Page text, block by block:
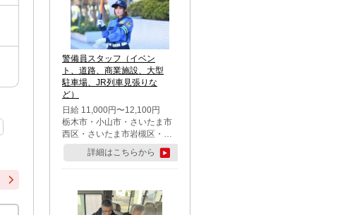
警備員スタッフ（イベン
ト、道路、商業施設、大型
駐車場、JR列車見張りな
ど）
日給 11,000円〜12,100円
栃木市・小山市・さいたま市
西区・さいたま市岩槻区・久
喜市・蓮田市
詳細はこちらから